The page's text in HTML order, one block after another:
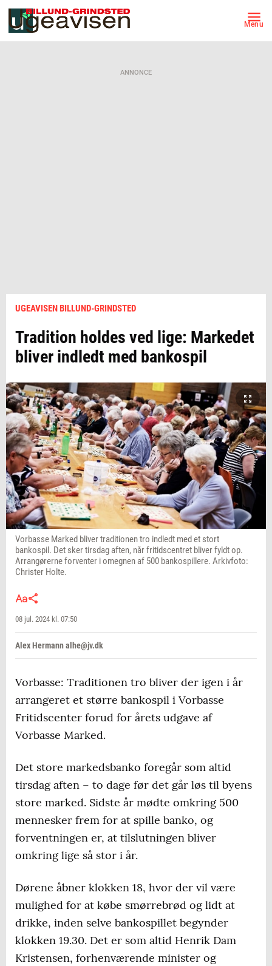
Menu
ANNONCE
UGEAVISEN BILLUND-GRINDSTED
Tradition holdes ved lige: Markedet
bliver indledt med bankospil
Vorbasse Marked bliver traditionen tro indledt med et stort
bankospil. Det sker tirsdag aften, når fritidscentret bliver fyldt op.
Arrangørerne forventer i omegnen af 500 bankospillere. Arkivfoto:
Christer Holte.
08 jul. 2024 kl. 07:50
Alex Hermann alhe@jv.dk
Vorbasse: Traditionen tro bliver der igen i år
arrangeret et større bankospil i Vorbasse
Fritidscenter forud for årets udgave af
Vorbasse Marked.
Det store markedsbanko foregår som altid
tirsdag aften – to dage før det går løs til byens
store marked. Sidste år mødte omkring 500
mennesker frem for at spille banko, og
forventningen er, at tilslutningen bliver
omkring lige så stor i år.
Dørene åbner klokken 18, hvor der vil være
mulighed for at købe smørrebrød og lidt at
drikke, inden selve bankospillet begynder
klokken 19.30. Det er som altid Henrik Dam
Kristensen, forhenværende minister og